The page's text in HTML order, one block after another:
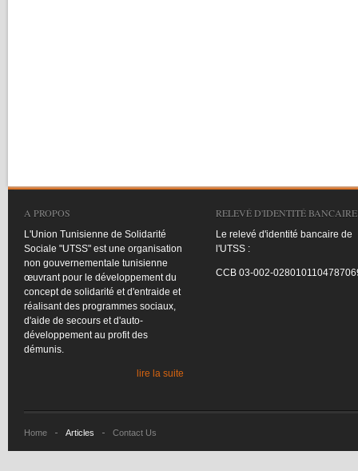
A PROPOS
L'Union Tunisienne de Solidarité
Sociale "UTSS" est une organisation
non gouvernementale tunisienne
œuvrantpour le développementdu
concept de solidarité etd'entraide et
réalisantdes programmes sociaux,
d'aide de secours etd'auto-
développementau profit des
démunis.
lire la suite
RELEVÉ D'IDENTITÉ BANCAIRE
Le relevé d'identité bancaire de
l'UTSS :
CCB 03-002-
Home Articles Contact Us